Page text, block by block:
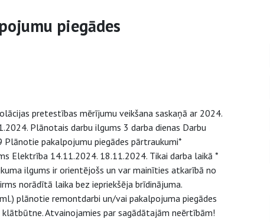
piegādes
pretestības mērījumu veikšana saskaņā ar 2024.
Plānotais darbu ilgums 3 darba dienas Darbu
pakalpojumu piegādes pārtraukumi*
Elektrība 14.11.2024. 18.11.2024. Tikai darba laikā *
ilgums ir orientējošs un var mainīties atkarībā no
norādītā laika bez iepriekšēja brīdinājuma.
plānotie remontdarbi un/vai pakalpojuma piegādes
Atvainojamies par sagādātajām neērtībām!